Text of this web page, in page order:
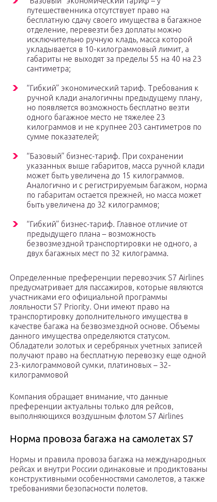
путешественника отсутствует право на
бесплатную сдачу своего имущества в багажное
отделение, перевезти без доплаты можно
исключительно ручную кладь, масса которой
укладывается в 10-килограммовый лимит, а
габариты не выходят за пределы 55 на 40 на 23
сантиметра;
“Гибкий” экономический тариф. Требования к
ручной клади аналогичны предыдущему плану,
но появляется возможность бесплатно везти
одного багажное место не тяжелее 23
килограммов и не крупнее 203 сантиметров по
сумме показателей;
“Базовый” бизнес-тариф. При сохранении
указанных выше габаритов, масса ручной клади
может быть увеличена до 15 килограммов.
Аналогично и с регистрируемым багажом, норма
по габаритам остается прежней, но масса может
быть увеличена до 32 килограммов;
“Гибкий” бизнес-тариф. Главное отличие от
предыдущего плана – возможность
безвозмездной транспортировки не одного, а
двух багажных мест по 32 килограмма.
Определенные преференции перевозчик S7 Airlines
предусматривает для пассажиров, которые являются
участниками его официальной программы
лояльности S7 Priority. Они имеют право на
транспортировку дополнительного имущества в
качестве багажа на безвозмездной основе. Объемы
данного имущества определяются статусом.
Обладатели золотых и серебряных учетных записей
получают право на бесплатную перевозку еще одной
23-килограммовой сумки, платиновых – 32-
килограммовой
Компания обращает внимание, что данные
преференции актуальны только для рейсов,
выполняющихся воздушным флотом S7 Airlines
Норма провоза багажа на самолетах S7
Нормы и правила провоза багажа на международных
рейсах и внутри России одинаковые и продиктованы
конструктивными особенностями самолетов, а также
требованиями безопасности полетов.